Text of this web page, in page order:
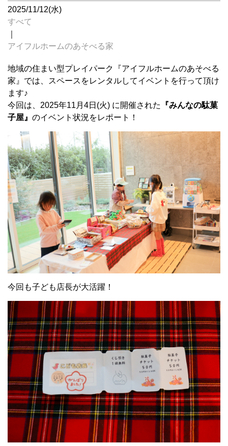
2025/11/12(水)
すべて
アイフルホームのあそべる家
地域の住まい型プレイパーク『アイフルホームのあそべる
家』では、スペースをレンタルしてイベントを行って頂け
ます♪
今回は、2025年11月4日(火) に開催された
『みんなの駄菓
子屋』 のイベント状況をレポート！
今回も子ども店長が大活躍！